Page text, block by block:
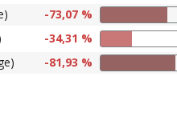
-73,07 %
-34,31 %
-81,93 %